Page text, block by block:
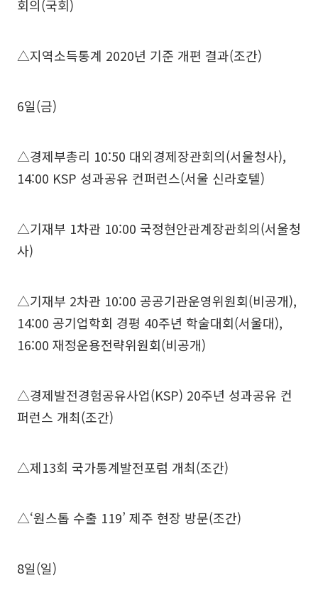
회의(국회)
△지역소득통계 2020년 기준 개편 결과(조간)
6일(금)
△경제부총리 10:50 대외경제장관회의(서울청사),
14:00 KSP 성과공유 컨퍼런스(서울 신라호텔)
△기재부 1차관 10:00 국정현안관계장관회의(서울청
사)
△기재부 2차관 10:00 공공기관운영위원회(비공개),
14:00 공기업학회 경평 40주년 학술대회(서울대),
16:00 재정운용전략위원회(비공개)
△경제발전경험공유사업(KSP) 20주년 성과공유 컨
퍼런스 개최(조간)
△제13회 국가통계발전포럼 개최(조간)
△‘원스톱 수출 119’ 제주 현장 방문(조간)
8일(일)